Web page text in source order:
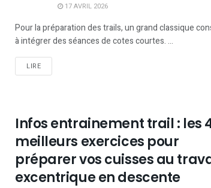
17 AVRIL 2026
Pour la préparation des trails, un grand classique
à intégrer des séances de cotes courtes. ...
LIRE
Infos entrainement trail : les
meilleurs exercices pour
préparer vos cuisses au
excentrique en descente